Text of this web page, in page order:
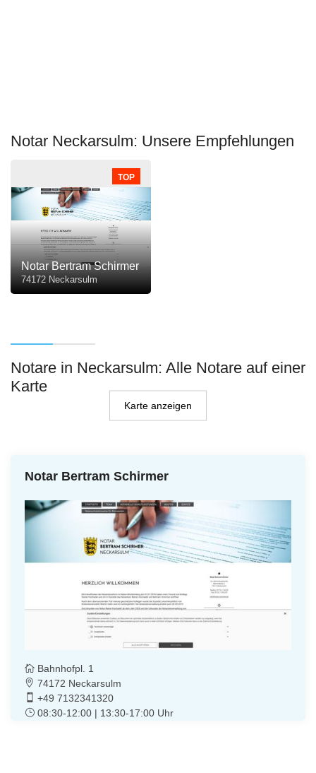
Notar Neckarsulm: Unsere Empfehlungen
TOP
Notar Bertram Schirmer
74172 Neckarsulm
Notare in Neckarsulm: Alle Notare auf einer
Karte
Karte anzeigen
Notar Bertram Schirmer
Bahnhofpl. 1
74172 Neckarsulm
+49 7132341320
08:30-12:00 | 13:30-17:00 Uhr